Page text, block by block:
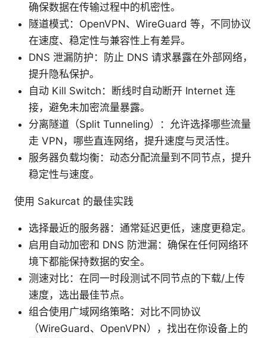
确保数据在传输过程中的机密性。
隧道模式：OpenVPN、WireGuard 等，不同协议
在速度、稳定性与兼容性上有差异。
DNS 泄漏防护：防止 DNS 请求暴露在外部网络，
提升隐私保护。
自动 Kill Switch：断线时自动断开 Internet 连
接，避免未加密流量暴露。
分离隧道（Split Tunneling）：允许选择哪些流量
走 VPN，哪些直连网络，提升速度与灵活性。
服务器负载均衡：动态分配流量到不同节点，提升
稳定性与速度。
使用 Sakurcat 的最佳实践
选择最近的服务器：通常延迟更低，速度更稳定。
启用自动加密和 DNS 防泄漏：确保在任何网络环
境下都能保持数据的安全。
测速对比：在同一时段测试不同节点的下载/上传
速度，选出最佳节点。
组合使用广域网络策略：对比不同协议
（WireGuard、OpenVPN），找出在你设备上的